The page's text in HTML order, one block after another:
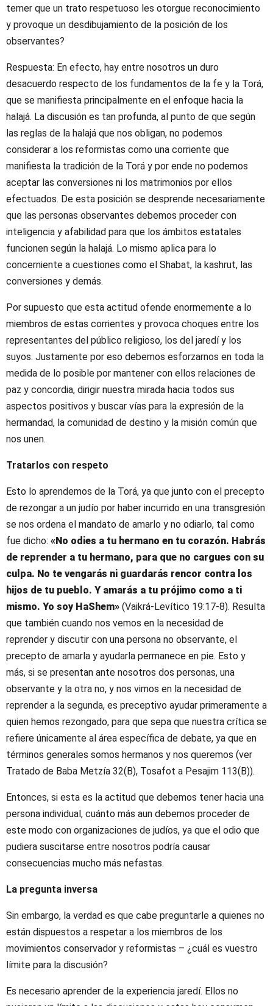
temer que un trato respetuoso les otorgue reconocimiento
y provoque un desdibujamiento de la posición de los
observantes?
Respuesta: En efecto, hay entre nosotros un duro
desacuerdo respecto de los fundamentos de la fe y la Torá,
que se manifiesta principalmente en el enfoque hacia la
halajá. La discusión es tan profunda, al punto de que según
las reglas de la halajá que nos obligan, no podemos
considerar a los reformistas como una corriente que
manifiesta la tradición de la Torá y por ende no podemos
aceptar las conversiones ni los matrimonios por ellos
efectuados. De esta posición se desprende necesariamente
que las personas observantes debemos proceder con
inteligencia y afabilidad para que los ámbitos estatales
funcionen según la halajá. Lo mismo aplica para lo
concerniente a cuestiones como el Shabat, la kashrut, las
conversiones y demás.
Por supuesto que esta actitud ofende enormemente a lo
miembros de estas corrientes y provoca choques entre los
representantes del público religioso, los del jaredí y los
suyos. Justamente por eso debemos esforzarnos en toda la
medida de lo posible por mantener con ellos relaciones de
paz y concordia, dirigir nuestra mirada hacia todos sus
aspectos positivos y buscar vías para la expresión de la
hermandad, la comunidad de destino y la misión común que
nos unen.
Tratarlos con respeto
Esto lo aprendemos de la Torá, ya que junto con el precepto
de rezongar a un judío por haber incurrido en una transgresión
se nos ordena el mandato de amarlo y no odiarlo, tal como
fue dicho: «No odies a tu hermano en tu corazón. Habrás
de reprender a tu hermano, para que no cargues con su
culpa. No te vengarás ni guardarás rencor contra los
hijos de tu pueblo. Y amarás a tu prójimo como a ti
mismo. Yo soy HaShem» (Vaikrá-Levítico 19:17-8). Resulta
que también cuando nos vemos en la necesidad de
reprender y discutir con una persona no observante, el
precepto de amarla y ayudarla permanece en pie. Esto y
más, si se presentan ante nosotros dos personas, una
observante y la otra no, y nos vimos en la necesidad de
reprender a la segunda, es preceptivo ayudar primeramente a
quien hemos rezongado, para que sepa que nuestra crítica se
refiere únicamente al área específica de debate, ya que en
términos generales somos hermanos y nos queremos (ver
Tratado de Baba Metzía 32(B), Tosafot a Pesajim 113(B)).
Entonces, si esta es la actitud que debemos tener hacia una
persona individual, cuánto más aun debemos proceder de
este modo con organizaciones de judíos, ya que el odio que
pudiera suscitarse entre nosotros podría causar
consecuencias mucho más nefastas.
La pregunta inversa
Sin embargo, la verdad es que cabe preguntarle a quienes no
están dispuestos a respetar a los miembros de los
movimientos conservador y reformistas – ¿cuál es vuestro
límite para la discusión?
Es necesario aprender de la experiencia jaredí. Ellos no